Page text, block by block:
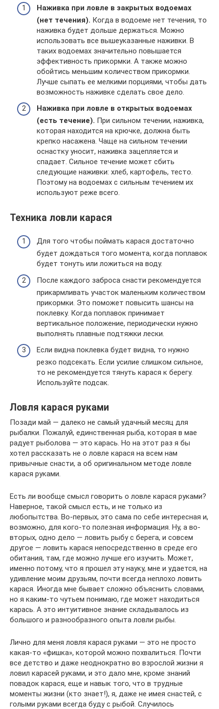
Наживка при ловле в закрытых водоемах
(нет течения). Когда в водоеме нет течения, то
наживка будет дольше держаться. Можно
использовать все вышеуказанные наживки. В
таких водоемах значительно повышается
эффективность прикормки. А также можно
обойтись меньшим количеством прикормки.
Лучше сыпать ее мелкими порциями, чтобы дать
возможность наживке сделать свое дело.
Наживка при ловле в открытых водоемах
(есть течение). При сильном течении, наживка,
которая находится на крючке, должна быть
крепко насажена. Чаще на сильном течении
оснастку уносит, наживка зацепляется и
спадает. Сильное течение может сбить
следующие наживки: хлеб, картофель, тесто.
Поэтому на водоемах с сильным течением их
используют реже всего.
Техника ловли карася
Для того чтобы поймать карася достаточно
будет дождаться того момента, когда поплавок
будет тонуть или ложиться на воду.
После каждого заброса снасти рекомендуется
прикармливать участок маленьким количеством
прикормки. Это поможет повысить шансы на
поклевку. Когда поплавок принимает
вертикальное положение, периодически нужно
выполнять плавные подтяжки лески.
Если видна поклевка будет видна, то нужно
резко подсекать. Если усилие слишком сильное,
то не рекомендуется тянуть карася к берегу.
Используйте подсак.
Ловля карася руками
Позади май — далеко не самый удачный месяц для
рыбалки. Пожалуй, единственная рыба, которая в мае
радует рыболова — это карась. Но на этот раз я бы
хотел рассказать не о ловле карася на всем нам
привычные снасти, а об оригинальном методе ловле
карася руками.
Есть ли вообще смысл говорить о ловле карася руками?
Наверное, такой смысл есть, и не только из
любопытства. Во-первых, это сама по себе интересная и,
возможно, для кого-то полезная информация. Ну, а во-
вторых, одно дело — ловить рыбу с берега, и совсем
другое — ловить карася непосредственно в среде его
обитания, там, где можно лучше его изучить. Может,
именно потому, что я прошел эту науку, мне и удается, на
удивление моим друзьям, почти всегда неплохо ловить
карася. Иногда мне бывает сложно объяснить словами,
но я каким-то чутьем понимаю, где может находиться
карась. А это интуитивное знание складывалось из
большого и разнообразного опыта ловли рыбы.
Лично для меня ловля карася руками — это не просто
какая-то «фишка», которой можно похвалиться. Почти
все детство и даже неоднократно во взрослой жизни я
ловил карасей руками, и это дало мне, кроме знаний
повадок карася, еще и навык того, что в трудные
моменты жизни (кто знает!), я, даже не имея снастей, с
голыми руками всегда буду с рыбой. Случилось